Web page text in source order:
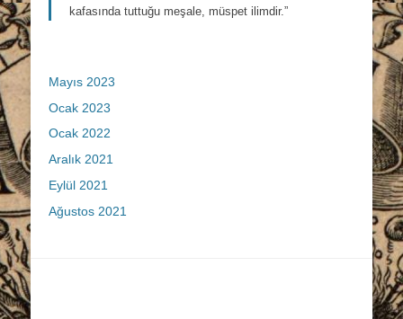
kafasında tuttuğu meşale, müspet ilimdir.”
Mayıs 2023
Ocak 2023
Ocak 2022
Aralık 2021
Eylül 2021
Ağustos 2021